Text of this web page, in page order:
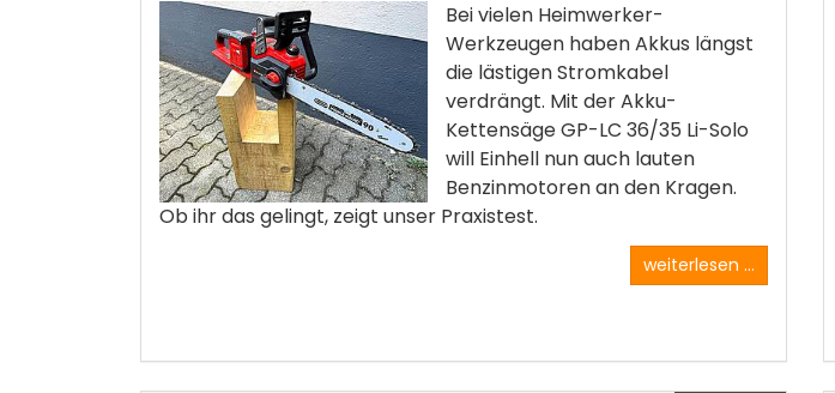
Bei vielen Heimwerker-
Werkzeugen haben Akkus längst
die lästigen Stromkabel
verdrängt. Mit der Akku-
Kettensäge GP-LC 36/35 Li-Solo
will Einhell nun auch lauten
Benzinmotoren an den Kragen.
Ob ihr das gelingt, zeigt unser Praxistest.
weiterlesen ...